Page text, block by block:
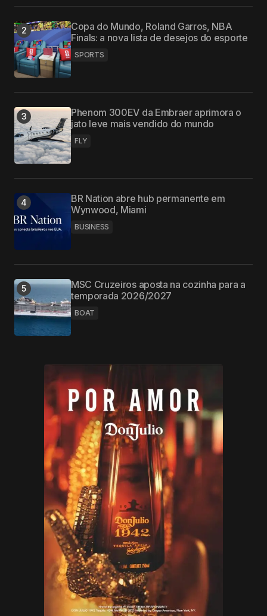
Copa do Mundo, Roland Garros, NBA
Finals: a nova lista de desejos do esporte
SPORTS
Phenom 300EV da Embraer aprimora o
jato leve mais vendido do mundo
FLY
BR Nation abre hub permanente em
Wynwood, Miami
BUSINESS
MSC Cruzeiros aposta na cozinha para a
temporada 2026/2027
BOAT